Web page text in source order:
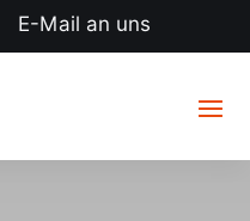
E-Mail an uns